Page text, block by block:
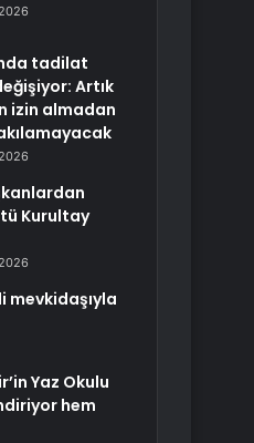
tadilat
Artık
izin almadan
Kurultay
mevkidaşıyla
Yaz Okulu
hem